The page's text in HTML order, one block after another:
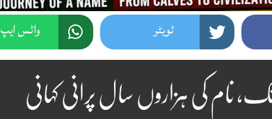
ٹویٹر واٹس ایپ
نام کی ہزاروں سال پرانی کہانی